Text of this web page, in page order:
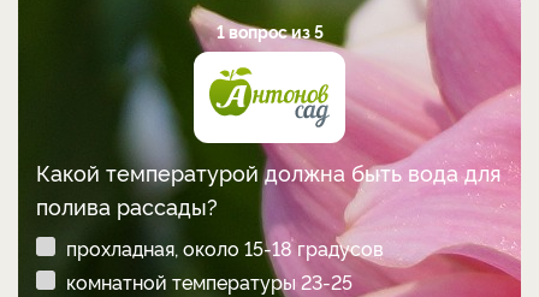
1 вопрос из 5
Какой температурой должна быть вода для
полива рассады?
прохладная, около 15-18 градусов
комнатной температуры 23-25